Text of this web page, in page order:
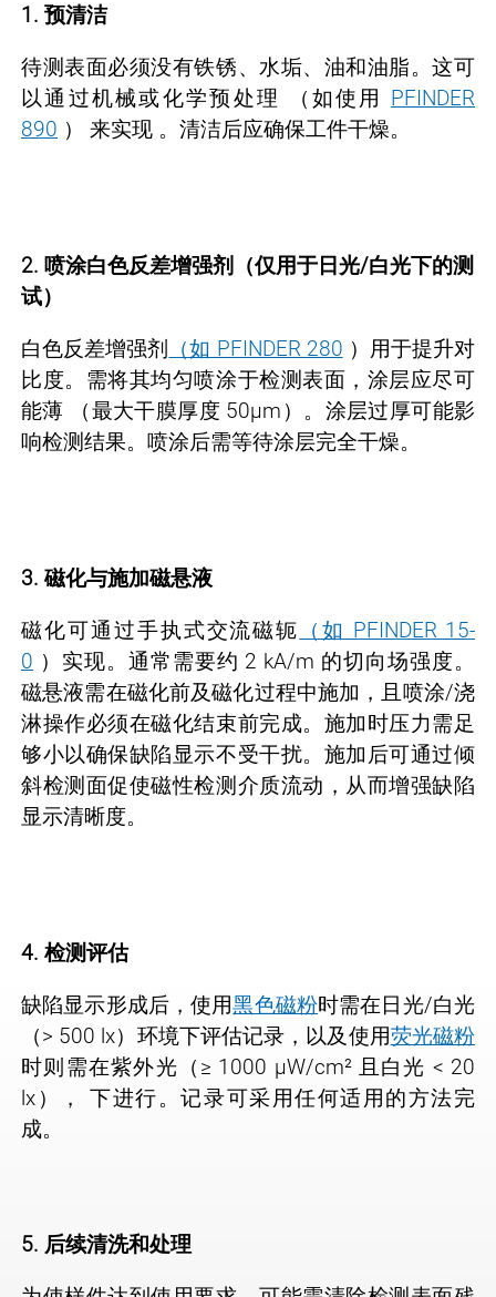
1. 预清洁
待测表面必须没有铁锈、水垢、油和油脂。这可
以通过机械或化学预处理
（如使用 PFINDER
890 ） 来实现 。清洁后应确保工件干燥。
2. 喷涂白色反差增强剂
（仅用于日光/白光下的测
试）
白色反差增强剂 （如 PFINDER 280 ）用于提升对
比度。需将其均匀喷涂于检测表面，涂层应尽可
能薄 （最大干膜厚度 50µm）。涂层过厚可能影
响检测结果。喷涂后需等待涂层完全干燥。
3. 磁化与施加磁悬液
磁化可通过手执式交流磁轭 （如 PFINDER 15-
0 ）实现。通常需要约 2 kA/m 的切向场强度。
磁悬液需在磁化前及磁化过程中施加，且喷涂/浇
淋操作必须在磁化结束前完成。施加时压力需足
够小以确保缺陷显示不受干扰。施加后可通过倾
斜检测面促使磁性检测介质流动，从而增强缺陷
显示清晰度。
4. 检测评估
缺陷显示形成后，使用黑色磁粉时需在日光/白光
（> 500 lx）环境下评估记录，以及使用荧光磁粉
时则需在紫外光（≥ 1000 µW/cm² 且白光 < 20
lx）， 下进行。记录可采用任何适用的方法完
成。
5. 后续清洗和处理